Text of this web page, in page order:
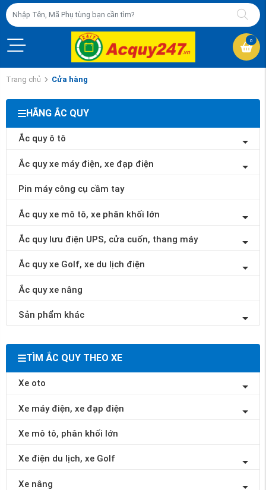
0
Trang chủ Cửa hàng
HÃNG ẮC QUY
Ắc quy ô tô
Ắc quy xe máy điện, xe đạp điện
Pin máy công cụ cầm tay
Ắc quy xe mô tô, xe phân khối lớn
Ắc quy lưu điện UPS, cửa cuốn, thang máy
Ắc quy xe Golf, xe du lịch điện
Ắc quy xe nâng
Sản phẩm khác
TÌM ẮC QUY THEO XE
Xe oto
Xe máy điện, xe đạp điện
Xe mô tô, phân khối lớn
Xe điện du lịch, xe Golf
Xe nâng